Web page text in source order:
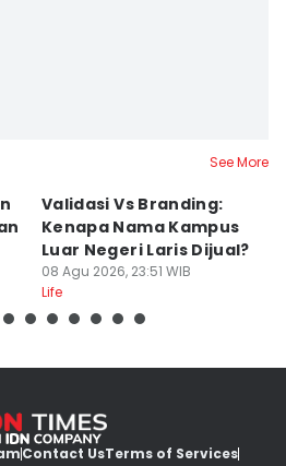
See More
Validasi Vs Branding:
Kenapa Nama Kampus
Luar Negeri Laris Dijual?
08 Agu 2026, 23:51 WIB
Life
Contact UsTerms of Services